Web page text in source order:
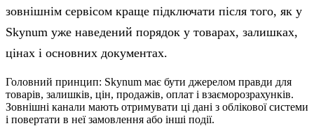
зовнішнім сервісом краще підключати після того, як у
Skynum уже наведений порядок у товарах, залишках,
цінах і основних документах.
Головний принцип: Skynum має бути джерелом правди для
товарів, залишків, цін, продажів, оплат і взаєморозрахунків.
Зовнішні канали мають отримувати ці дані з облікової системи
і повертати в неї замовлення або інші події.